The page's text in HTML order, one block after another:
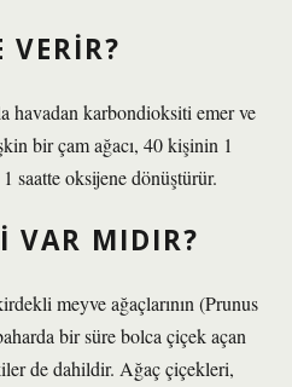
VERIR?
havadan karbondioksiti emer ve
bir çam ağacı, 40 kişinin 1
saatte oksijene dönüştürür.
VAR MIDIR?
meyve ağaçlarının (Prunus
bir süre bolca çiçek açan
de dahildir. Ağaç çiçekleri,